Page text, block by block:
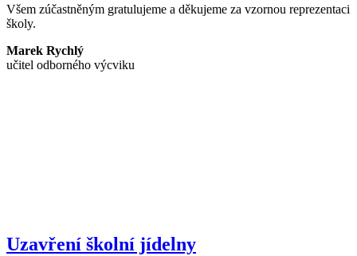
Všem zúčastněným gratulujeme a děkujeme za vzornou reprezentaci
školy.
Marek Rychlý
učitel odborného výcviku
Uzavření školní jídelny